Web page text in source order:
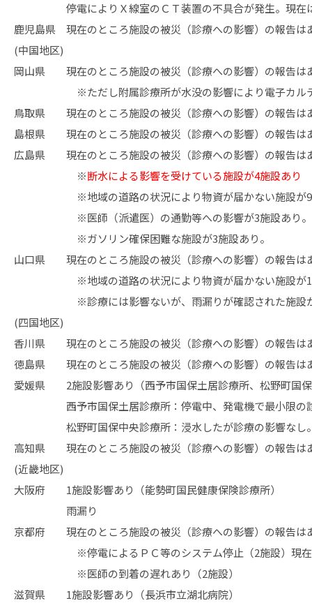
停電によりＸ線室のＣＴ装置の不具合が発生。現在
鹿児島県 現在のところ施設の被災（診療への影響）の報告は
(中国地区)
岡山県 現在のところ施設の被災（診療への影響）の報告は
※ただし附属診療所が水没の影響により電子カルテ
鳥取県 現在のところ施設の被災（診療への影響）の報告は
島根県 現在のところ施設の被災（診療への影響）の報告は
広島県 現在のところ施設の被災（診療への影響）の報告は
※断水による影響を受けている施設が4施設あり
※地域の道路の状況により物資が届かない施設が9
※医師（派遣医）の通勤等への影響が3施設あり。
※ガソリン確保困難な施設が3施設あり。
山口県 現在のところ施設の被災（診療への影響）の報告は
※地域の道路の状況により物資が届かない施設が1
※診療には影響ないが、雨漏りが確認された施設が
(四国地区)
香川県 現在のところ施設の被災（診療への影響）の報告は
徳島県 現在のところ施設の被災（診療への影響）の報告は
愛媛県 2施設影響あり（西予市国保土居診療所、松野町国
西予市国保土居診療所：停電中、発電機で最小限の
松野町国保中央診療所：浸水したが診療の影響なし。
高知県 現在のところ施設の被災（診療への影響）の報告は
(近畿地区)
大阪府 1施設影響あり（能勢町国民健康保険診療所）
雨漏り
京都府 現在のところ施設の被災（診療への影響）の報告は
※停電によるＰＣ等のシステム停止（2施設）現在
※医師の到着の遅れあり（2施設）
滋賀県 1施設影響あり（長浜市立湖北病院）